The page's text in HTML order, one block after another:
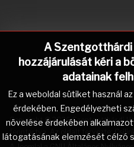
A
hozzájárulását kéri a
adatainak
Ez a weboldal sütiket használ
érdekében. Engedélyezheti
növelése érdekében
látogatásának elemzését célzó
Copyright © 2026 Szentgotthárdi
fenntartva. Az oldalt tervezte: